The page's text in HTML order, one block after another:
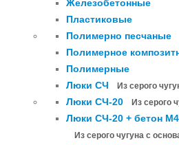
Железобетонные
Пластиковые
Полимерно песчаные
Полимерное
Полимерные
Люки СЧ
Из серого
Люки СЧ-20 Из серого
Люки СЧ-20 + бетон
Из серого чугуна с